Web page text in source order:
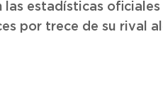
las estadísticas
por trece de su rival